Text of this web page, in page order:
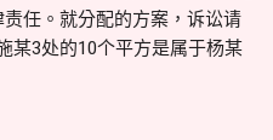
任。就分配的方案，诉讼请
某3处的10个平方是属于杨某